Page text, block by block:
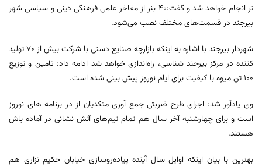
تر انجام خواهد شد و گفت:۴۰ بنر از مفاخر علمی فرهنگی دینی و سیاسی شهر
بیرجند در قسمت‌های مختلف نصب می‌شود.
شهردار بیرجند با اشاره به اینکه بازارچه صنایع دستی با شرکت بیش از ۷۰ تولید
کننده در مرکز بیرجند شناسی، راه‌اندازی خواهد شد ادامه داد: تامین و توزیع
۱۰۰ تن میوه با کیفیت برای ایام نوروز پیش بینی شده است.
وی یادآور شد: اجرای طرح ضربتی جمع آوری متکدیان از در برنامه های نوروز
است و برای چهارشنبه آخر سال هم تمام تیم‌های آتش نشانی در آماده باش
هستند.
بهترین با بیان اینکه اوایل سال آینده پیاده‌روسازی خیابان حکیم نزاری هم